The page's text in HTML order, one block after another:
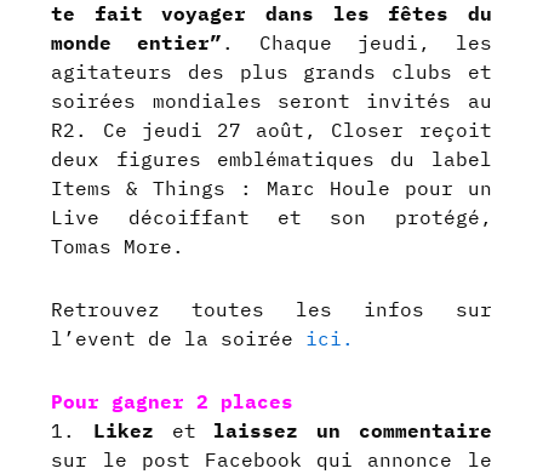
te fait voyager dans les fêtes du
monde entier” . Chaque jeudi, les
agitateurs des plus grands clubs et
soirées mondiales seront invités au
R2. Ce jeudi 27 août, Closer reçoit
deux figures emblématiques du label
Items & Things : Marc Houle pour un
Live décoiffant et son protégé,
Tomas More.
Retrouvez toutes les infos sur
l’event de la soirée ici.
Pour gagner 2 places
1. Likez et laissez un commentaire
sur le post Facebook qui annonce le